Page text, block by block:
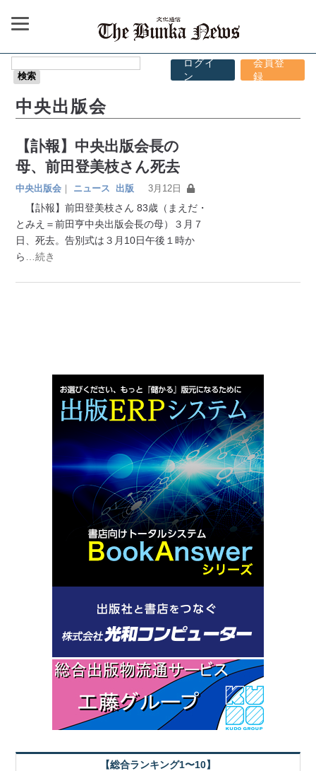
ログイ
ン
会員登
録
中央出版会
【訃報】中央出版会長の
母、前田登美枝さん死去
中央出版会 ｜ ニュース 出版 3月12日
【訃報】前田登美枝さん 83歳（まえだ・
とみえ＝前田亨中央出版会長の母）３月７
日、死去。告別式は３月10日午後１時か
ら
…続き
【総合ランキング1〜10】